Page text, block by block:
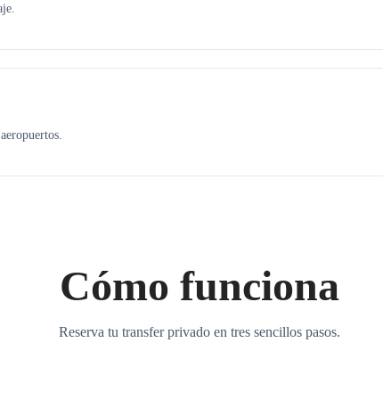
Cómo funciona
Reserva tu transfer privado en tres sencillos pasos.